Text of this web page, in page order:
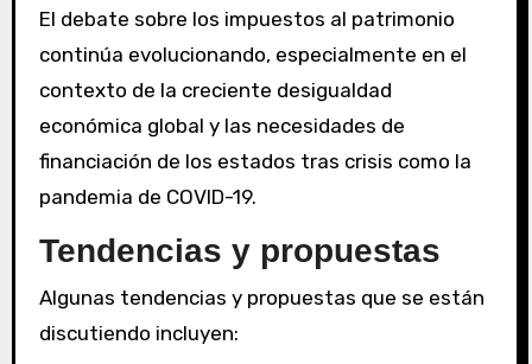
El debate sobre los impuestos al patrimonio
continúa evolucionando, especialmente en el
contexto de la creciente desigualdad
económica global y las necesidades de
financiación de los estados tras crisis como la
pandemia de COVID-19.
Tendencias y propuestas
Algunas tendencias y propuestas que se están
discutiendo incluyen: